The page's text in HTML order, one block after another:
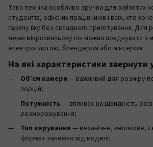
Така техніка особливо зручна для зайнятих
студентів, офісних працівників і всіх, хто
гарячу їжу без складного приготування. Для
меню мікрохвильову піч можна поєднувати з
електроплитою, блендером або міксером.
На які характеристики звернути
Об’єм камери — важливий для розміру
порцій;
Потужність — впливає на швидкість
розморожування;
Тип керування — механічне, кнопкове,
формат залежно від моделі;